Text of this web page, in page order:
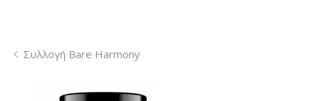
Συλλογή Bare Harmony